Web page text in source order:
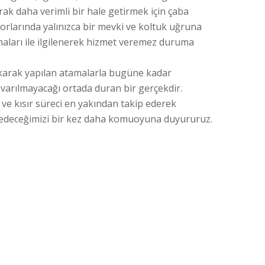
daha verimli bir hale getirmek için çaba
yalınızca bir mevki ve koltuk uğruna
ile ilgilenerek hizmet veremez duruma
yapılan atamalarla bugüne kadar
ortada duran bir gerçekdir.
kısır süreci en yakından takip ederek
bir kez daha komuoyuna duyururuz.